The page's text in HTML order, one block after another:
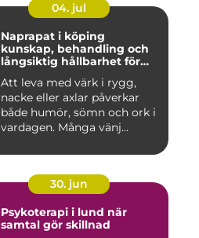
04. jul
Naprapat i köping
kunskap, behandling och
långsiktig hållbarhet för
Att leva med värk i rygg,
nacke eller axlar påverkar
både humör, sömn och ork i
vardagen. Många vänj...
30. jun
Psykoterapi i lund när
samtal gör skillnad